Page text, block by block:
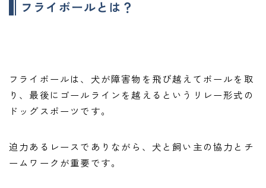
フライボールとは？
フライボールは、犬が障害物を飛び越えてボールを取
り、最後にゴールラインを越えるというリレー形式の
ドッグスポーツです。
迫力あるレースでありながら、犬と飼い主の協力とチ
ームワークが重要です。